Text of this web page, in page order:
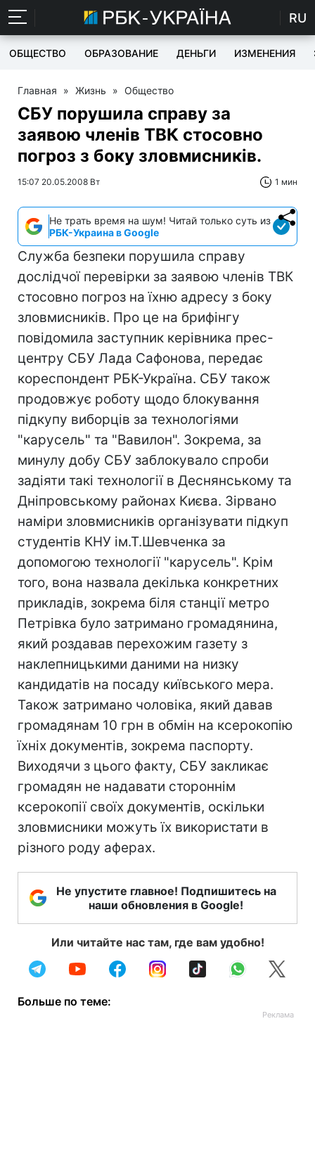
RU
ОБЩЕСТВО ОБРАЗОВАНИЕ ДЕНЬГИ ИЗМЕНЕНИЯ
Главная » Жизнь » Общество
СБУ порушила справу за
заявою членів ТВК стосовно
погроз з боку зловмисників.
15:07 20.05.2008 Вт 1 мин
Не трать время на шум! Читай только суть из
РБК-Украина в Google
Служба безпеки порушила справу
дослідчої перевірки за заявою членів ТВК
стосовно погроз на їхню адресу з боку
зловмисників. Про це на брифінгу
повідомила заступник керівника прес-
центру СБУ Лада Сафонова, передає
кореспондент РБК-Україна. СБУ також
продовжує роботу щодо блокування
підкупу виборців за технологіями
"карусель" та "Вавилон". Зокрема, за
минулу добу СБУ заблокувало спроби
задіяти такі технології в Деснянському та
Дніпровському районах Києва. Зірвано
наміри зловмисників організувати підкуп
студентів КНУ ім.Т.Шевченка за
допомогою технології "карусель". Крім
того, вона назвала декілька конкретних
прикладів, зокрема біля станції метро
Петрівка було затримано громадянина,
який роздавав перехожим газету з
наклепницькими даними на низку
кандидатів на посаду київського мера.
Також затримано чоловіка, який давав
громадянам 10 грн в обмін на ксерокопію
їхніх документів, зокрема паспорту.
Виходячи з цього факту, СБУ закликає
громадян не надавати стороннім
ксерокопії своїх документів, оскільки
зловмисники можуть їх використати в
різного роду аферах.
Не упустите главное! Подпишитесь на
наши обновления в Google!
Или читайте нас там, где вам удобно!
Больше по теме: